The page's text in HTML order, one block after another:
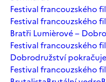
Festival francouzského
Festival francouzského
Bratři Lumièrové –
Festival francouzského
Dobrodružství pokračuje
Festival francouzského